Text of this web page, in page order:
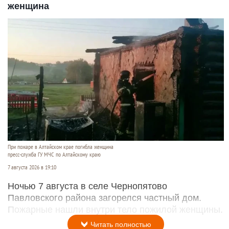
женщина
При пожаре в Алтайском крае погибла женщина
пресс-служба ГУ МЧС по Алтайскому краю
7 августа 2026 в 19:10
Ночью 7 августа в селе Чернопятово
Павловского района загорелся частный дом.
Пожарные нашли внутри тело пожилой женщины.
Читать полностью